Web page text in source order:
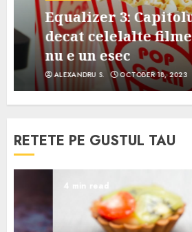
Equalizer 3: Capitolul
decat celelalte filme
nu e un esec
ALEXANDRU S. OCTOBER 18, 2023
RETETE PE GUSTUL TAU
4 min read